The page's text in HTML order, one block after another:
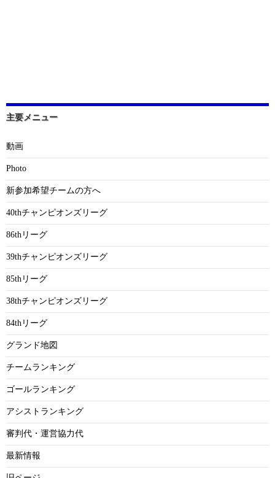
主要メニュー
動画
Photo
新参加希望チームの方へ
40thチャンピオンズリーグ
86thリーグ
39thチャンピオンズリーグ
85thリーグ
38thチャンピオンズリーグ
84thリーグ
グランド地図
チームランキング
ゴールランキング
アシストランキング
審判代・運営協力代
最新情報